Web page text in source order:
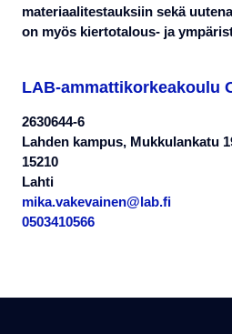
materiaalitestauksiin sekä
on myös kiertotalous- ja
LAB-ammattikorkeakoulu
2630644-6
Lahden kampus, Mukkulankatu
15210
Lahti
mika.vakevainen@lab.fi
0503410566